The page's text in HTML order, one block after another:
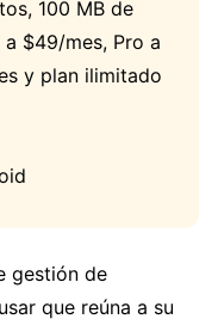
100 MB de
$49/mes, Pro a
y plan ilimitado
gestión de
que reúna a su